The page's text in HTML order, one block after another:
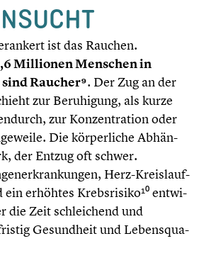
ist das Rauchen.
Millionen Menschen in
Raucher⁹. Der Zug an der
zur Beruhi­gung, als kurze
zur Konzen­tra­tion oder
Die körper­li­che Abhän­
der Entzug oft schwer.
Herz-Kreislauf-
ein erhöhtes Krebs­ri­si­ko¹⁰ entwi­
die Zeit schlei­chend und
Gesund­heit und Lebens­qua­